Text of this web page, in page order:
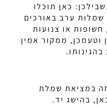
כאן תוכלו
ערב באורכים
חשופות או צנועות
וטעמכן, ממקור אמין
במציאת שמלת
בהישג יד.